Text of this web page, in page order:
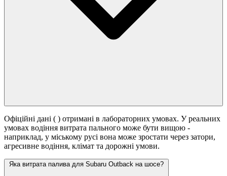
Офіційні дані ( ) отримані в лабораторних умовах. У реальних
умовах водіння витрата пального може бути вищою -
наприклад, у міському русі вона може зростати через затори,
агресивне водіння, клімат та дорожні умови.
Яка витрата палива для Subaru Outback на шосе?